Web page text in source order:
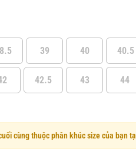
39 40 40.5
42.5 43 44
cùng thuộc phân khúc size của bạn